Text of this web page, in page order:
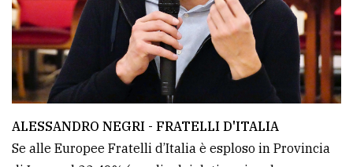
ALESSANDRO NEGRI - FRATELLI D'ITALIA
Se alle Europee Fratelli d’Italia è esploso in Provincia